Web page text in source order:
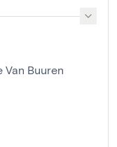
Buuren